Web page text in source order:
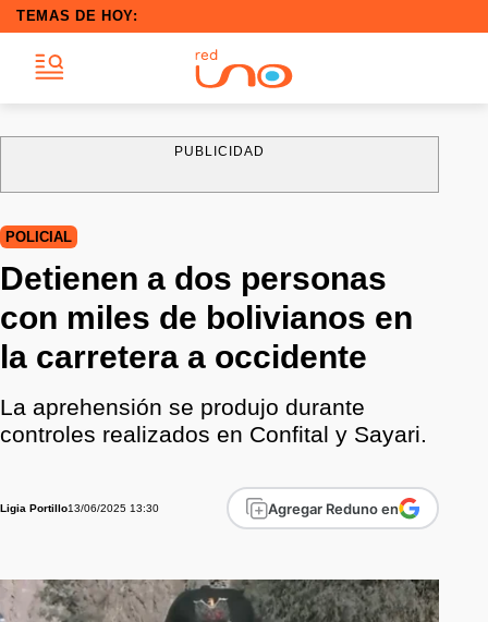
TEMAS DE HOY:
PUBLICIDAD
POLICIAL
Detienen a dos personas
con miles de bolivianos en
la carretera a occidente
La aprehensión se produjo durante
controles realizados en Confital y Sayari.
Ligia Portillo13/06/2025 13:30 Agregar Reduno en